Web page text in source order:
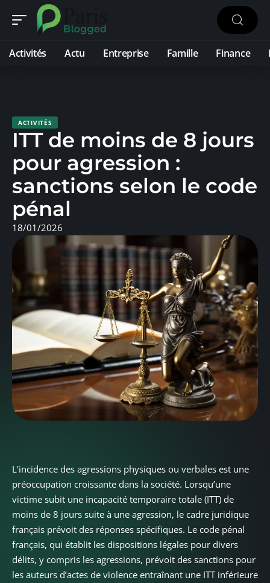
Activités Actu Entreprise Famille Finance
ACTIVITÉS
ITT de moins de 8 jours
pour agression :
sanctions selon le code
pénal
18/01/2026
L’incidence des agressions physiques ou verbales est une
préoccupation croissante dans la société. Lorsqu’une
victime subit une incapacité temporaire totale (ITT) de
moins de 8 jours suite à une agression, le cadre juridique
français prévoit des réponses spécifiques. Le code pénal
français, qui établit les dispositions légales pour divers
délits, y compris les agressions, prévoit des sanctions pour
les auteurs d’actes de violence entraînant une ITT inférieure